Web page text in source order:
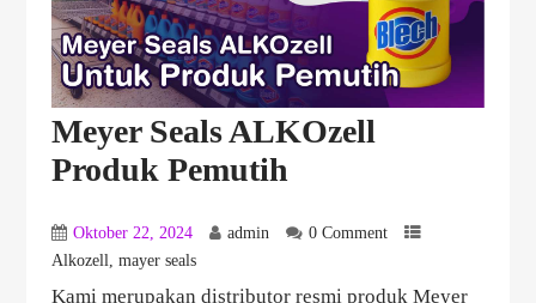
Meyer Seals ALKOzell
Produk Pemutih
Oktober 22, 2024 admin
0 Comment
Alkozell
mayer seals
Kami merupakan distributor resmi produk Meyer